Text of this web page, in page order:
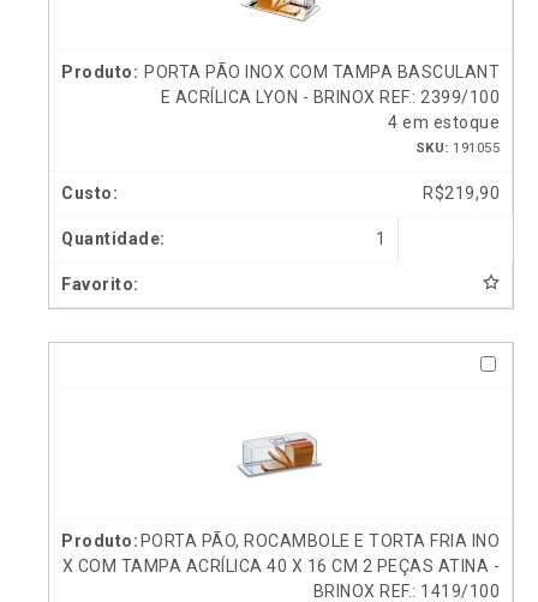
PORTA PÃO INOX COM TAMPA BASCULANT
E ACRÍLICA LYON - BRINOX REF.: 2399/100
4 em estoque
SKU: 191055
R$219,90
1
PORTA PÃO, ROCAMBOLE E TORTA FRIA INO
X COM TAMPA ACRÍLICA 40 X 16 CM 2 PEÇAS ATINA -
BRINOX REF.: 1419/100